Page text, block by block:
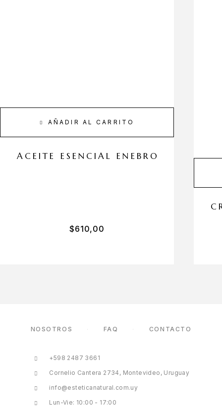
AÑADIR AL CARRITO
ACEITE ESENCIAL ENEBRO
$610,00
NOSOTROS FAQ CONTACTO
+598 2487 3661
Cornelio Cantera 2734, Montevideo, Uruguay
info@esteticanatural.com.uy
Lun-Vie: 10:00 - 17:00